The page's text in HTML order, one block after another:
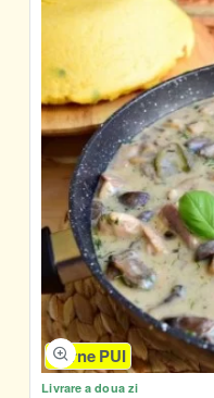
Carne PUI
Livrare a doua zi